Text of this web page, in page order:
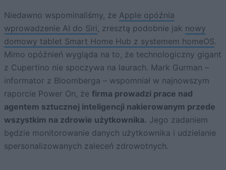
Niedawno wspominaliśmy, że Apple opóźnia
wprowadzenie AI do Siri, zresztą podobnie jak nowy
domowy tablet Smart Home Hub z systemem homeOS.
Mimo opóźnień wygląda na to, że technologiczny gigant
z Cupertino nie spoczywa na laurach. Mark Gurman –
informator z Bloomberga – wspomniał w najnowszym
raporcie Power On, że firma prowadzi prace nad
agentem sztucznej inteligencji nakierowanym przede
wszystkim na zdrowie użytkownika. Jego zadaniem
będzie monitorowanie danych użytkownika i udzielanie
spersonalizowanych zaleceń zdrowotnych.